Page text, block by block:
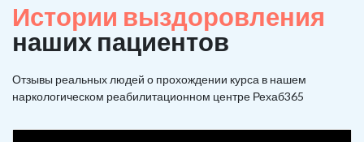
Истории выздоровления
наших пациентов
Отзывы реальных людей о прохождении курса в нашем
наркологическом реабилитационном центре Рехаб365